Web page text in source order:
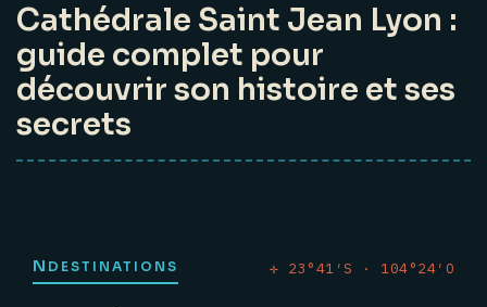
Cathédrale Saint Jean Lyon :
guide complet pour
découvrir son histoire et ses
secrets
N DESTINATIONS ✛ 23°41′S · 104°24′O